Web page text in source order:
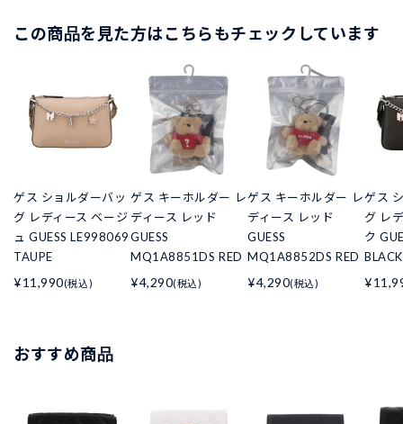
この商品を見た方はこちらもチェックしています
ゲス ショルダーバッ
グ レディース ベージ
ュ GUESS LE998069
TAUPE
¥11,990(税込)
ゲス キーホルダー レ
ディース レッド
GUESS
MQ1A8851DS RED
¥4,290(税込)
ゲス キーホルダー レ
ディース レッド
GUESS
MQ1A8852DS RED
¥4,290(税込)
ゲス
グ レ
ク
BLACK
おすすめ商品